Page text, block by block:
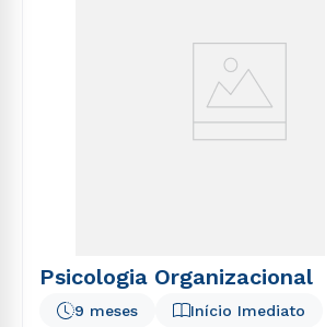
Psicologia Organizacional
Início Imediato
9 meses